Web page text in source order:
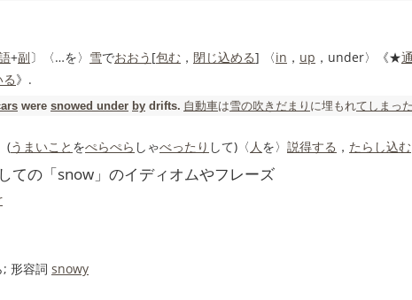
+副〕〈…を〉 雪でおおう [包む ， 閉じ込める] 〈in ， up ，under〉《★
》.
were snowed under by drifts. 自動車は雪の吹きだまり に埋もれてしまった
(うまいこと をぺらぺら しゃべったり して)〈 人を〉 説得する ， たらし込む
ての「snow」のイディオムやフレーズ
; 形容詞 snowy